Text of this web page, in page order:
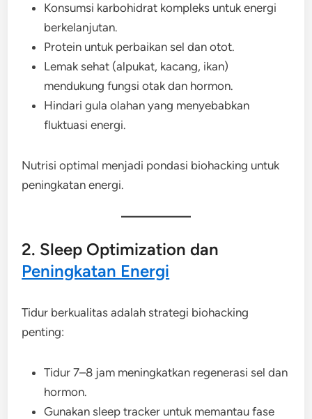
Konsumsi karbohidrat kompleks untuk energi
berkelanjutan.
Protein untuk perbaikan sel dan otot.
Lemak sehat (alpukat, kacang, ikan)
mendukung fungsi otak dan hormon.
Hindari gula olahan yang menyebabkan
fluktuasi energi.
Nutrisi optimal menjadi pondasi biohacking untuk
peningkatan energi.
2. Sleep Optimization dan
Peningkatan Energi
Tidur berkualitas adalah strategi biohacking
penting:
Tidur 7–8 jam meningkatkan regenerasi sel dan
hormon.
Gunakan sleep tracker untuk memantau fase